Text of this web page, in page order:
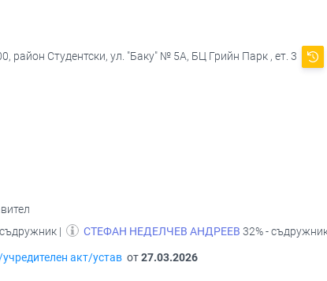
район Студентски, ул. "Баку" № 5А, БЦ Грийн Парк , ет. 3
| СТЕФАН НЕДЕЛЧЕВ АНДРЕЕВ 32% -
акт/устав от27.03.2026